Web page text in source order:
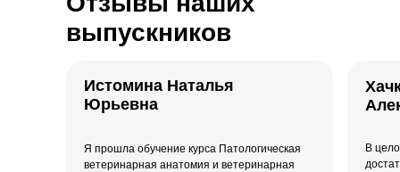
выпускников
Истомина Наталья
Юрьевна
Я прошла обучение курса Патологическая
ветеринарная анатомия и ветеринарная
В